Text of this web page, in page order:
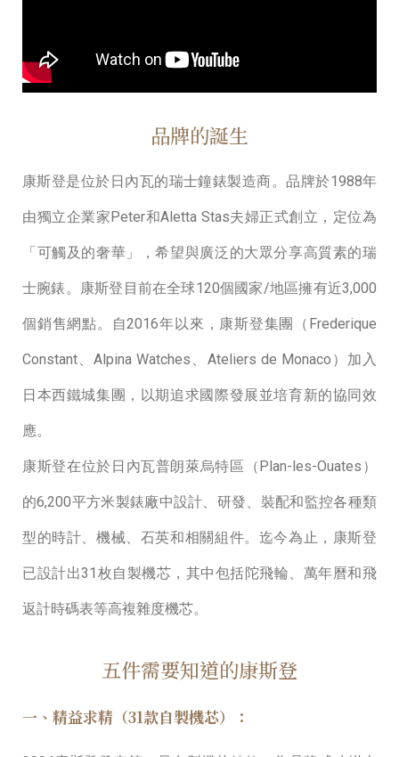
品牌的誕生
康斯登是位於日內瓦的瑞⼠鐘錶製造商。品牌於1988年
由獨立企業家Peter和Aletta Stas夫婦正式創立，定位為
「可觸及的奢華」，希望與廣泛的⼤眾分享⾼質素的瑞
⼠腕錶。康斯登⽬前在全球120個國家/地區擁有近3,000
個銷售網點。⾃2016年以來，康斯登集團（Frederique
Constant、Alpina Watches、Ateliers de Monaco）加入
⽇本⻄鐵城集團，以期追求國際發展並培育新的協同效
應。
康斯登在位於⽇內瓦普朗萊烏特區（Plan-les-Ouates）
的6,200平⽅米製錶廠中設計、研發、裝配和監控各種類
型的時計、機械、⽯英和相關組件。迄今為⽌，康斯登
已設計出31枚自製機芯，其中包括陀飛輪、萬年曆和飛
返計時碼表等⾼複雜度機芯。
五件需要知道的康斯登
⼀、精益求精（31款自製機芯）：